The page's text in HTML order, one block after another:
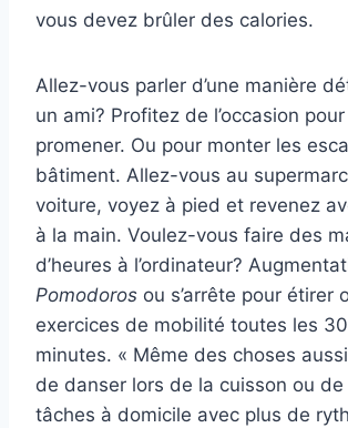
vous devez brûler des calories.
Allez-vous parler d’une manière
un ami? Profitez de l’occasion
promener. Ou pour monter les
bâtiment. Allez-vous au
voiture, voyez à pied et revenez
à la main. Voulez-vous faire des
d’heures à l’ordinateur?
Pomodoros ou s’arrête pour étirer
exercices de mobilité toutes les
minutes. « Même des choses
de danser lors de la cuisson ou
tâches à domicile avec plus de